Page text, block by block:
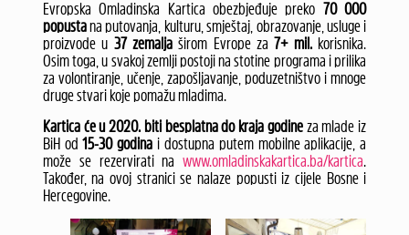
Evropska Omladinska Kartica obezbjeđuje preko 70 000
popustana putovanja, kulturu, smještaj, obrazovanje, usluge i
proizvode u 37 zemaljaširom Evrope za7+ mil.korisnika.
Osim toga, u svakoj zemlji postoji na stotine programa i prilika
za volontiranje, učenje, zapošljavanje, poduzetništvo i mnoge
druge stvari koje pomažu mladima.
Kartica će u 2020. biti besplatna do kraja godineza mlade iz
BiH od15-30 godina i dostupna putem mobilne aplikacije, a
može se rezervirati nawww.omladinskakartica.ba/kartica.
Također, na ovoj stranici se nalaze popusti iz cijele Bosne i
Hercegovine.